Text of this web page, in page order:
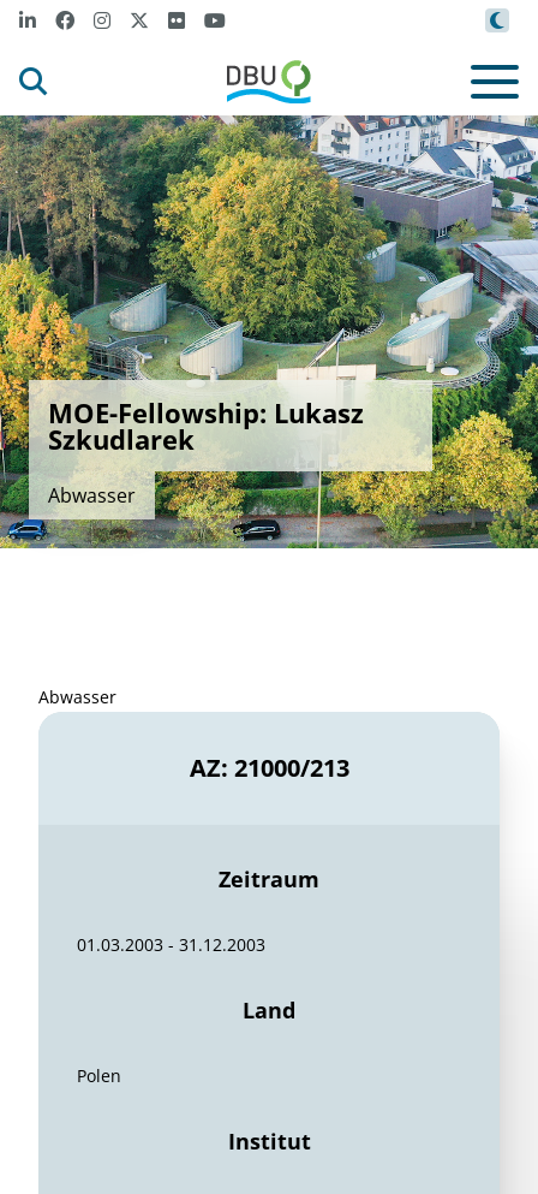
MOE-Fellowship: Lukasz
Szkudlarek
Abwasser
Abwasser
AZ: 21000/213
Zeitraum
01.03.2003 - 31.12.2003
Land
Polen
Institut